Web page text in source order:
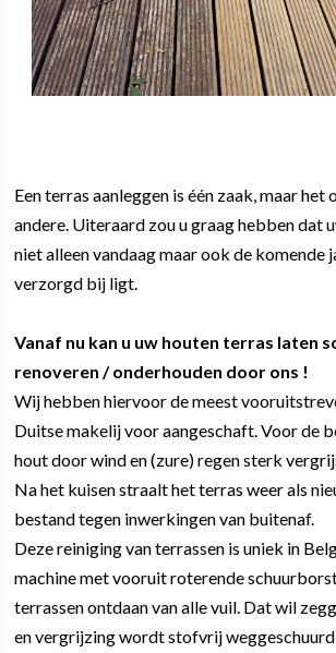
Een terras aanleggen is één zaak, maar het
andere. Uiteraard zou u graag hebben dat
niet alleen vandaag maar ook de komende
verzorgd bij ligt.
Vanaf nu kan u uw houten terras laten
renoveren / onderhouden door ons !
Wij hebben hiervoor de meest
Duitse makelij voor aangeschaft. Voor de
hout door wind en (zure) regen sterk
Na het kuisen straalt het terras weer als
bestand tegen inwerkingen van buitenaf.
Deze reiniging van terrassen is uniek in
machine met vooruit roterende
terrassen ontdaan van alle vuil. Dat wil
en vergrijzing wordt stofvrij